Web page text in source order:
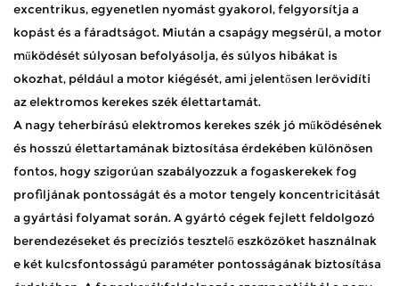
excentrikus, egyenetlen nyomást gyakorol, felgyorsítja a
kopást és a fáradtságot. Miután a csapágy megsérül, a motor
működését súlyosan befolyásolja, és súlyos hibákat is
okozhat, például a motor kiégését, ami jelentősen lerövidíti
az elektromos kerekes szék élettartamát. ​
A nagy teherbírású elektromos kerekes szék jó működésének
és hosszú élettartamának biztosítása érdekében különösen
fontos, hogy szigorúan szabályozzuk a fogaskerekek fog
profiljának pontosságát és a motor tengely koncentricitását
a gyártási folyamat során. A gyártó cégek fejlett feldolgozó
berendezéseket és precíziós tesztelő eszközöket használnak
e két kulcsfontosságú paraméter pontosságának biztosítása